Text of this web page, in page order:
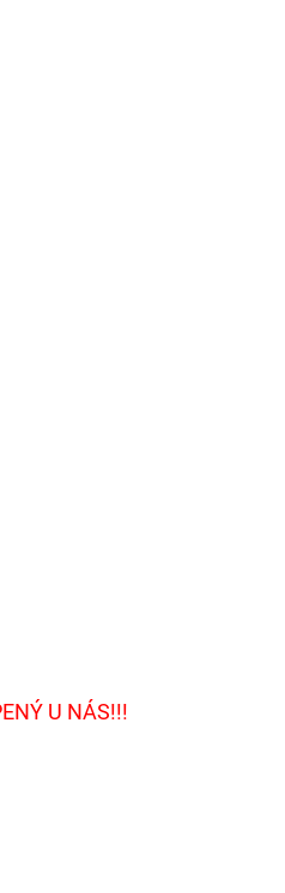
U NÁS!!!